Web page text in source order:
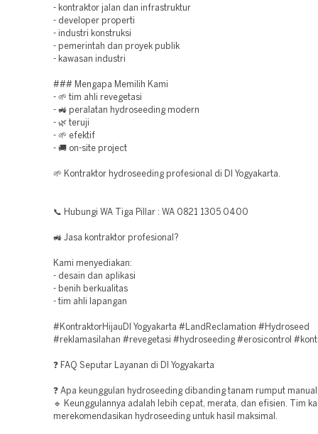
- kontraktor jalan dan infrastruktur
- developer properti
- industri konstruksi
- pemerintah dan proyek publik
- kawasan industri
### Mengapa Memilih Kami
- 🌱 tim ahli revegetasi
- 🚜 peralatan hydroseeding modern
- 🌿 teruji
- 🌱 efektif
- 🚚 on-site project
🌱 Kontraktor hydroseeding profesional di DI Yogyakarta.
📞 Hubungi WA Tiga Pillar : WA 0821 1305 0400
🚜 Jasa kontraktor profesional?
Kami menyediakan:
- desain dan aplikasi
- benih berkualitas
- tim ahli lapangan
#KontraktorHijauDI Yogyakarta #LandReclamation #Hydroseed
#reklamasilahan #revegetasi #hydroseeding #erosicontrol
❓ FAQ Seputar Layanan di DI Yogyakarta
❓ Apa keunggulan hydroseeding dibanding tanam rumput
🔹 Keunggulannya adalah lebih cepat, merata, dan efisien. Tim
merekomendasikan hydroseeding untuk hasil maksimal.